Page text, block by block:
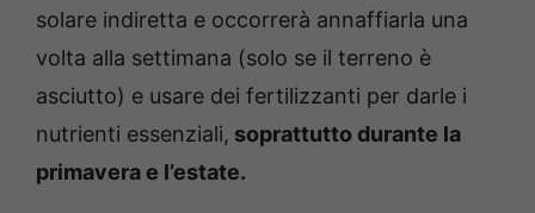
solare indiretta e occorrerà annaffiarla una
volta alla settimana (solo se il terreno è
asciutto) e usare dei fertilizzanti per darle i
nutrienti essenziali, soprattutto durante la
primavera e l’estate.